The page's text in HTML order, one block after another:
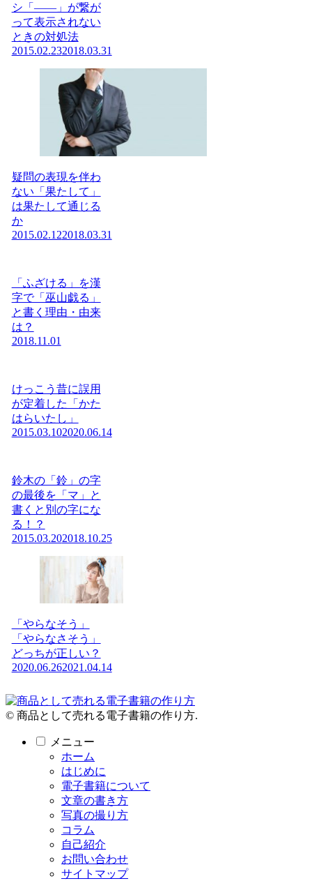
シ「——」が繋が
って表示されない
ときの対処法
2015.02.232018.03.31
疑問の表現を伴わ
ない「果たして」
は果たして通じる
か
2015.02.122018.03.31
「ふざける」を漢
字で「巫山戯る」
と書く理由・由来
は？
2018.11.01
けっこう昔に誤用
が定着した「かた
はらいたし」
2015.03.102020.06.14
鈴木の「鈴」の字
の最後を「マ」と
書くと別の字にな
る！？
2015.03.202018.10.25
「やらなそう」
「やらなさそう」
どっちが正しい？
2020.06.262021.04.14
© 商品として売れる電子書籍の作り方.
メニュー
ホーム
はじめに
電子書籍について
文章の書き方
写真の撮り方
コラム
自己紹介
お問い合わせ
サイトマップ